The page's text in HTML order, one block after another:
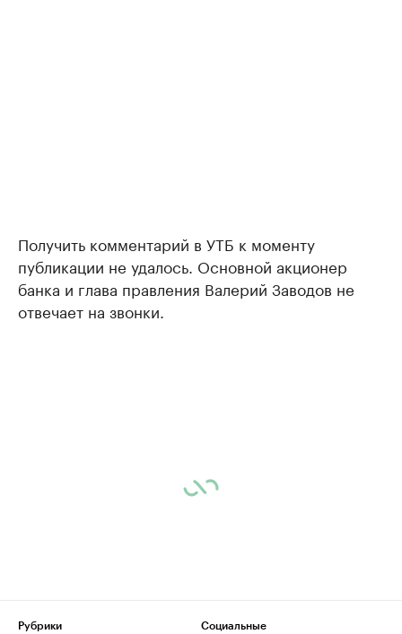
Получить комментарий в УТБ к моменту
публикации не удалось. Основной акционер
банка и глава правления Валерий Заводов не
отвечает на звонки.
Рубрики
Социальные